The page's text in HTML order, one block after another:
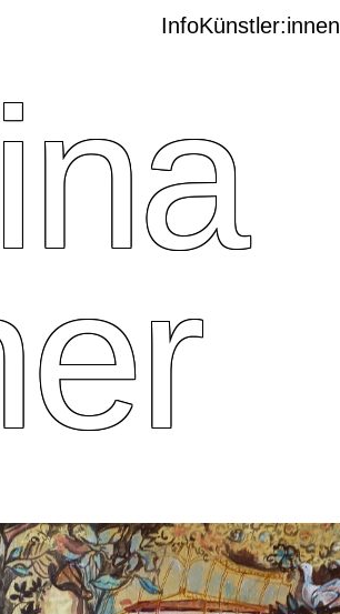
InfoKünstler:innen